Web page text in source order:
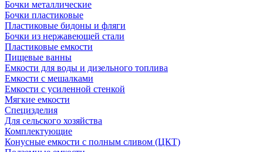
Бочки металлические
Бочки пластиковые
Пластиковые бидоны и фляги
Бочки из нержавеющей стали
Пластиковые емкости
Пищевые ванны
Емкости для воды и дизельного топлива
Емкости с мешалками
Емкости с усиленной стенкой
Мягкие емкости
Специзделия
Для сельского хозяйства
Комплектующие
Конусные емкости с полным сливом (ЦКТ)